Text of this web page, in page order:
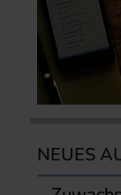
NEUES